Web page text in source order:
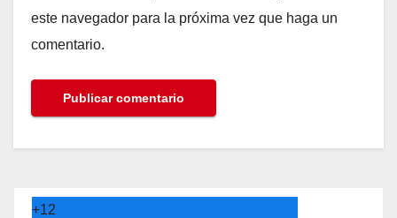
este navegador para la próxima vez que haga un
comentario.
+12